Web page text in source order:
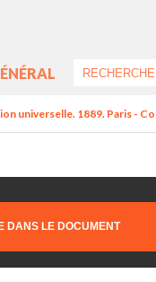
universelle. 1889. Paris -
DANS LE DOCUMENT